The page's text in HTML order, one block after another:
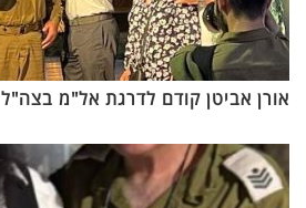
אורן אביטן קודם לדרגת אל"מ בצה"ל